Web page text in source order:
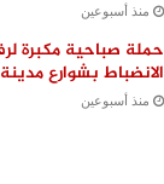
منذ أسبوعين
حملة صباحية مكبرة
الانضباط بشوارع
منذ أسبوعين